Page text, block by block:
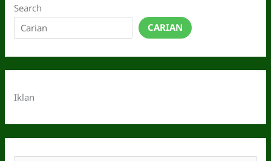
Search
CARIAN
Iklan